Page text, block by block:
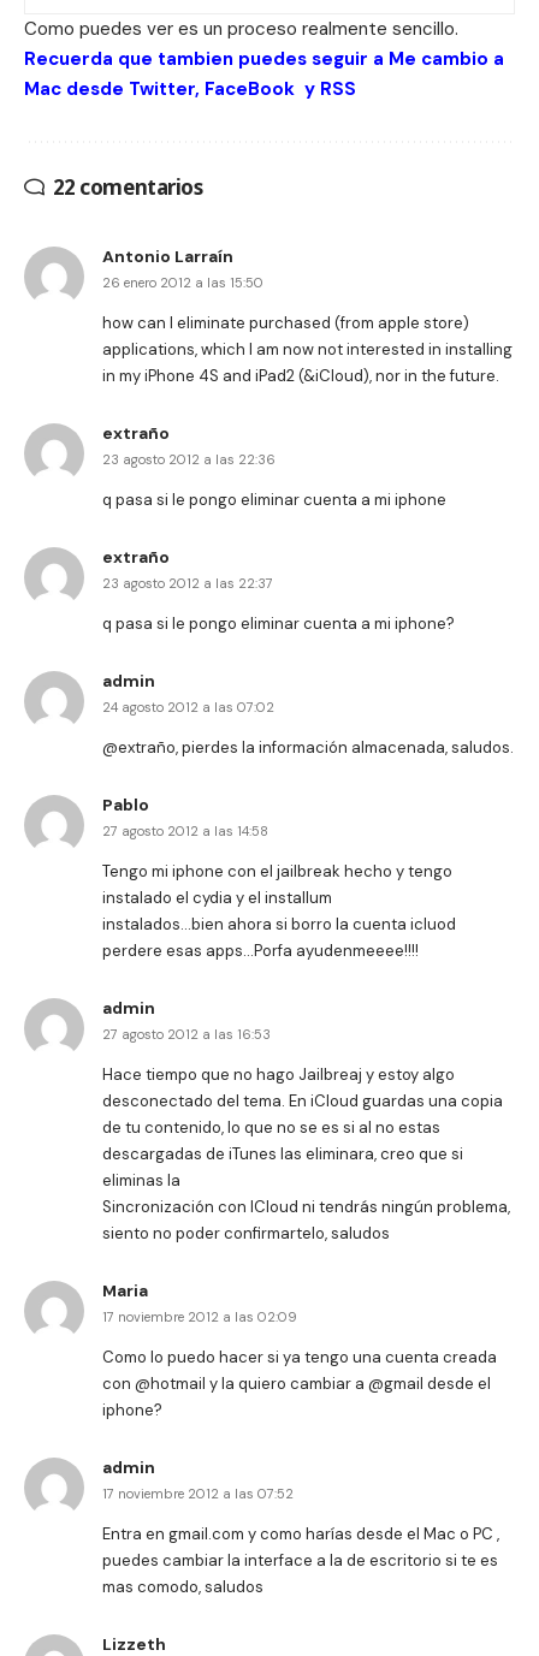
Como puedes ver es un proceso realmente sencillo.
Recuerda que tambien puedes seguir a Me cambio a
Mac desde Twitter, FaceBook y RSS
22 comentarios
Antonio Larraín
26 enero 2012 a las 15:50
how can I eliminate purchased (from apple store)
applications, which I am now not interested in installing
in my iPhone 4S and iPad2 (&iCloud), nor in the future.
extraño
23 agosto 2012 a las 22:36
q pasa si le pongo eliminar cuenta a mi iphone
extraño
23 agosto 2012 a las 22:37
q pasa si le pongo eliminar cuenta a mi iphone?
admin
24 agosto 2012 a las 07:02
@extraño, pierdes la información almacenada, saludos.
Pablo
27 agosto 2012 a las 14:58
Tengo mi iphone con el jailbreak hecho y tengo
instalado el cydia y el installum
instalados…bien ahora si borro la cuenta icluod
perdere esas apps…Porfa ayudenmeeee!!!!
admin
27 agosto 2012 a las 16:53
Hace tiempo que no hago Jailbreaj y estoy algo
desconectado del tema. En iCloud guardas una copia
de tu contenido, lo que no se es si al no estas
descargadas de iTunes las eliminara, creo que si
eliminas la
Sincronización con ICloud ni tendrás ningún problema,
siento no poder confirmartelo, saludos
Maria
17 noviembre 2012 a las 02:09
Como lo puedo hacer si ya tengo una cuenta creada
con @hotmail y la quiero cambiar a @gmail desde el
iphone?
admin
17 noviembre 2012 a las 07:52
Entra en gmail.com y como harías desde el Mac o PC ,
puedes cambiar la interface a la de escritorio si te es
mas comodo, saludos
Lizzeth